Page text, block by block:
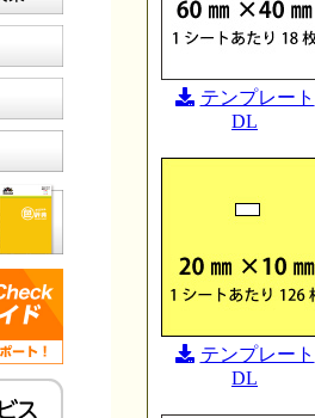
テンプレート
DL
テンプレート
DL